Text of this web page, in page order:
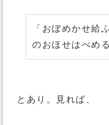
「おぼめかせ給
のおほせはべめる
とあり。見れば、